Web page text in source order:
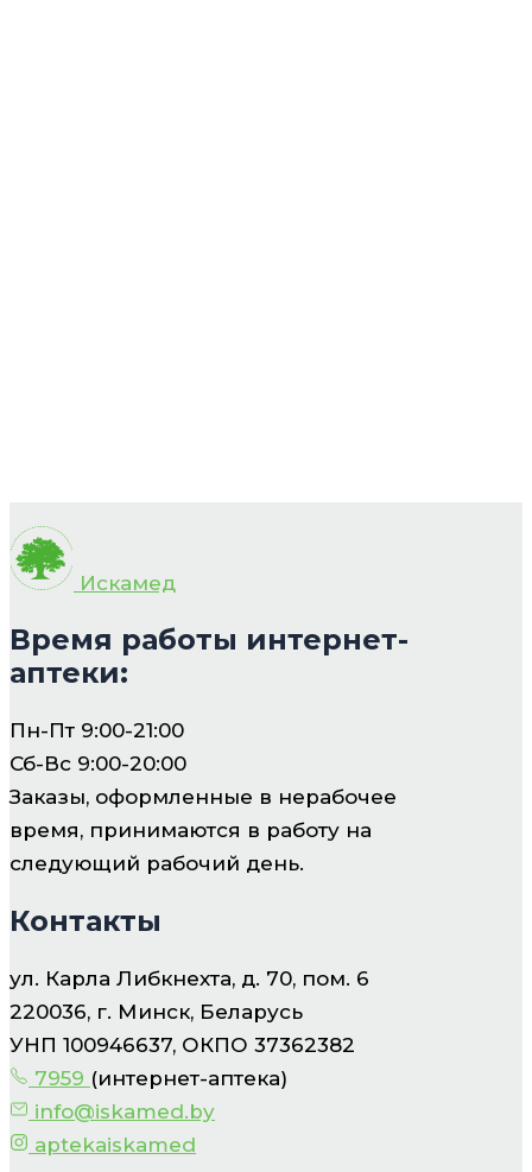
Искамед
Время работы интернет-
аптеки:
Пн-Пт 9:00-21:00
Сб-Вс 9:00-20:00
Заказы, оформленные в нерабочее
время, принимаются в работу на
следующий рабочий день.
Контакты
ул. Карла Либкнехта, д. 70, пом. 6
220036, г. Минск, Беларусь
УНП 100946637, ОКПО 37362382
7959 (интернет-аптека)
info@iskamed.by
aptekaiskamed